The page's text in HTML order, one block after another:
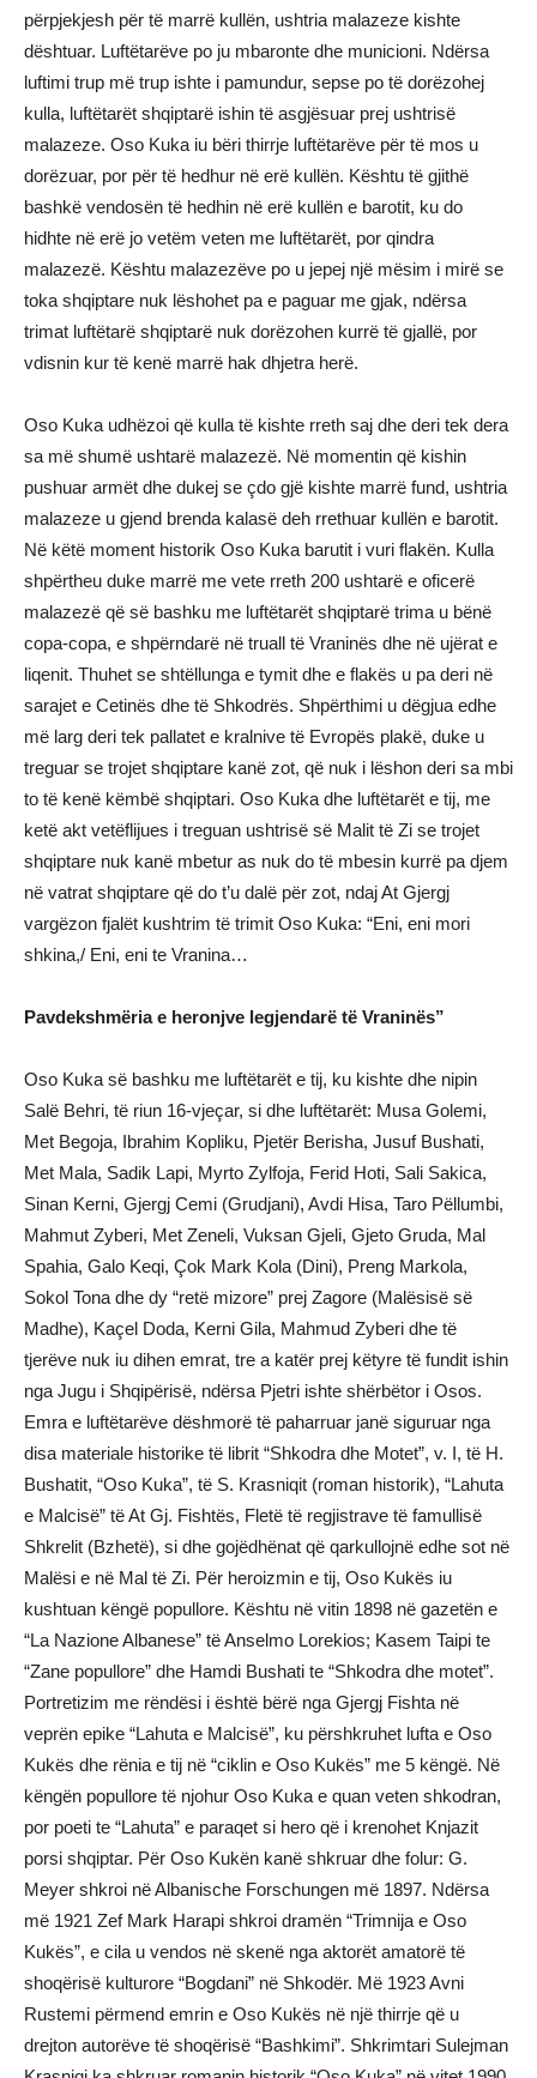
përpjekjesh për të marrë kullën, ushtria malazeze kishte
dështuar. Luftëtarëve po ju mbaronte dhe municioni. Ndërsa
luftimi trup më trup ishte i pamundur, sepse po të dorëzohej
kulla, luftëtarët shqiptarë ishin të asgjësuar prej ushtrisë
malazeze. Oso Kuka iu bëri thirrje luftëtarëve për të mos u
dorëzuar, por për të hedhur në erë kullën. Kështu të gjithë
bashkë vendosën të hedhin në erë kullën e barotit, ku do
hidhte në erë jo vetëm veten me luftëtarët, por qindra
malazezë. Kështu malazezëve po u jepej një mësim i mirë se
toka shqiptare nuk lëshohet pa e paguar me gjak, ndërsa
trimat luftëtarë shqiptarë nuk dorëzohen kurrë të gjallë, por
vdisnin kur të kenë marrë hak dhjetra herë.
Oso Kuka udhëzoi që kulla të kishte rreth saj dhe deri tek dera
sa më shumë ushtarë malazezë. Në momentin që kishin
pushuar armët dhe dukej se çdo gjë kishte marrë fund, ushtria
malazeze u gjend brenda kalasë deh rrethuar kullën e barotit.
Në këtë moment historik Oso Kuka barutit i vuri flakën. Kulla
shpërtheu duke marrë me vete rreth 200 ushtarë e oficerë
malazezë që së bashku me luftëtarët shqiptarë trima u bënë
copa-copa, e shpërndarë në truall të Vraninës dhe në ujërat e
liqenit. Thuhet se shtëllunga e tymit dhe e flakës u pa deri në
sarajet e Cetinës dhe të Shkodrës. Shpërthimi u dëgjua edhe
më larg deri tek pallatet e kralnive të Evropës plakë, duke u
treguar se trojet shqiptare kanë zot, që nuk i lëshon deri sa mbi
to të kenë këmbë shqiptari. Oso Kuka dhe luftëtarët e tij, me
ketë akt vetëflijues i treguan ushtrisë së Malit të Zi se trojet
shqiptare nuk kanë mbetur as nuk do të mbesin kurrë pa djem
në vatrat shqiptare që do t’u dalë për zot, ndaj At Gjergj
vargëzon fjalët kushtrim të trimit Oso Kuka: “Eni, eni mori
shkina,/ Eni, eni te Vranina…
Pavdekshmëria e heronjve legjendarë të Vraninës”
Oso Kuka së bashku me luftëtarët e tij, ku kishte dhe nipin
Salë Behri, të riun 16-vjeçar, si dhe luftëtarët: Musa Golemi,
Met Begoja, Ibrahim Kopliku, Pjetër Berisha, Jusuf Bushati,
Met Mala, Sadik Lapi, Myrto Zylfoja, Ferid Hoti, Sali Sakica,
Sinan Kerni, Gjergj Cemi (Grudjani), Avdi Hisa, Taro Pëllumbi,
Mahmut Zyberi, Met Zeneli, Vuksan Gjeli, Gjeto Gruda, Mal
Spahia, Galo Keqi, Çok Mark Kola (Dini), Preng Markola,
Sokol Tona dhe dy “retë mizore” prej Zagore (Malësisë së
Madhe), Kaçel Doda, Kerni Gila, Mahmud Zyberi dhe të
tjerëve nuk iu dihen emrat, tre a katër prej këtyre të fundit ishin
nga Jugu i Shqipërisë, ndërsa Pjetri ishte shërbëtor i Osos.
Emra e luftëtarëve dëshmorë të paharruar janë siguruar nga
disa materiale historike të librit “Shkodra dhe Motet”, v. I, të H.
Bushatit, “Oso Kuka”, të S. Krasniqit (roman historik), “Lahuta
e Malcisë” të At Gj. Fishtës, Fletë të regjistrave të famullisë
Shkrelit (Bzhetë), si dhe gojëdhënat që qarkullojnë edhe sot në
Malësi e në Mal të Zi. Për heroizmin e tij, Oso Kukës iu
kushtuan këngë popullore. Kështu në vitin 1898 në gazetën e
“La Nazione Albanese” të Anselmo Lorekios; Kasem Taipi te
“Zane popullore” dhe Hamdi Bushati te “Shkodra dhe motet”.
Portretizim me rëndësi i është bërë nga Gjergj Fishta në
veprën epike “Lahuta e Malcisë”, ku përshkruhet lufta e Oso
Kukës dhe rënia e tij në “ciklin e Oso Kukës” me 5 këngë. Në
këngën popullore të njohur Oso Kuka e quan veten shkodran,
por poeti te “Lahuta” e paraqet si hero që i krenohet Knjazit
porsi shqiptar. Për Oso Kukën kanë shkruar dhe folur: G.
Meyer shkroi në Albanische Forschungen më 1897. Ndërsa
më 1921 Zef Mark Harapi shkroi dramën “Trimnija e Oso
Kukës”, e cila u vendos në skenë nga aktorët amatorë të
shoqërisë kulturore “Bogdani” në Shkodër. Më 1923 Avni
Rustemi përmend emrin e Oso Kukës në një thirrje që u
drejton autorëve të shoqërisë “Bashkimi”. Shkrimtari Sulejman